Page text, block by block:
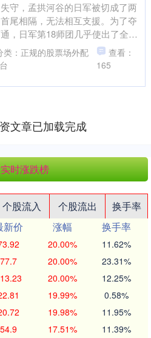
守，孟拱河谷的日军被切成了两
尾相隔，无法相互支援。为了夺
，日军第18师团几乎使出了全身
田中新一原本驻守在北面的加
责阻击中国新22....
类：正规的股票场外配
查看：
165
文章已加载完成
时涨跌榜
个股流入 个股流出
换手率
新价 涨幅
换手率
20.00% 11.62%
77.7 20.00% 23.31%
20.00% 12.25%
19.99% 0.58%
19.98% 11.95%
54.9 17.51% 11.39%